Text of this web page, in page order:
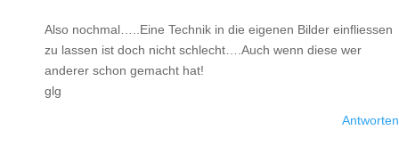
Also nochmal…..Eine Technik in die eigenen Bilder einfliessen
zu lassen ist doch nicht schlecht….Auch wenn diese wer
anderer schon gemacht hat!
glg
Antworten